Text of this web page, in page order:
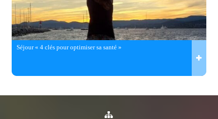
Séjour « 4 clés pour optimiser sa santé »